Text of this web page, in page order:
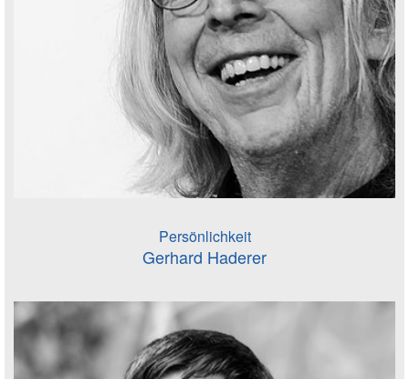
Persönlichkeit
Gerhard Haderer